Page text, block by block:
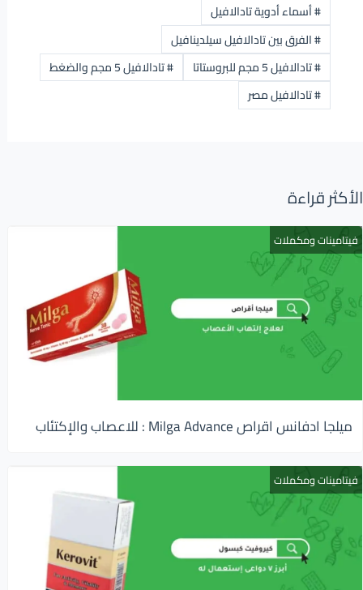
#أسماء أدوية تادالافيل
#الفرق بين تادالافيل سيلدينافيل
#تادالافيل 5 مجم للبروستاتا #تادالافيل 5 مجم والضغط
#تادالافيل مصر
الأكثر قراءة
فيتامينات ومكملات
ميلجا ادفانس اقراص Milga Advance : للاعصاب والإكتئاب
فيتامينات ومكملات